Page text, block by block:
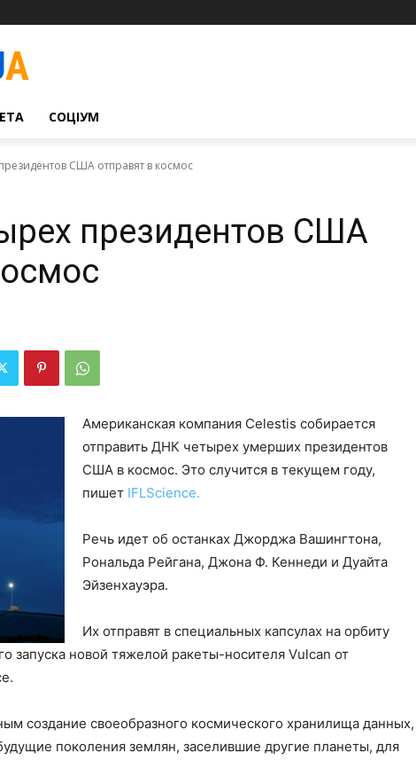
СОЦІУМ
США отправят в космос
президентов США
Американская компания Celestis собирается
отправить ДНК четырех умерших президентов
США в космос. Это случится в текущем году,
пишет IFLScience.
Речь идет об останках Джорджа Вашингтона,
Рональда Рейгана, Джона Ф. Кеннеди и Дуайта
Эйзенхауэра.
Их отправят в специальных капсулах на орбиту
запуска новой тяжелой ракеты-носителя Vulcan от
создание своеобразного космического хранилища данных,
поколения землян, заселившие другие планеты, для